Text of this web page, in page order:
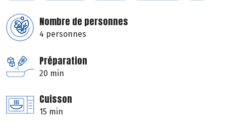
Nombre de personnes
4 personnes
Préparation
20 min
Cuisson
15 min